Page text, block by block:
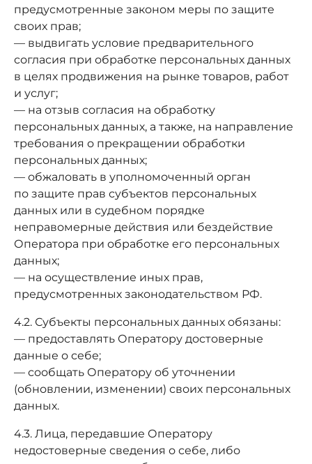
предусмотренные законом меры по защите
своих прав;
— выдвигать условие предварительного
согласия при обработке персональных данных
в целях продвижения на рынке товаров, работ
и услуг;
— на отзыв согласия на обработку
персональных данных, а также, на направление
требования о прекращении обработки
персональных данных;
— обжаловать в уполномоченный орган
по защите прав субъектов персональных
данных или в судебном порядке
неправомерные действия или бездействие
Оператора при обработке его персональных
данных;
— на осуществление иных прав,
предусмотренных законодательством РФ.
4.2. Субъекты персональных данных обязаны:
— предоставлять Оператору достоверные
данные о себе;
— сообщать Оператору об уточнении
(обновлении, изменении) своих персональных
данных.
4.3. Лица, передавшие Оператору
недостоверные сведения о себе, либо